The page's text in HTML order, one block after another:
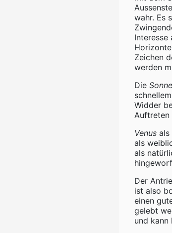
wahr. Es
Interesse
Zeichen
werden
Die
Widder
Auftreten
Venus als
als
als
Der
ist also
einen
gelebt
und kann